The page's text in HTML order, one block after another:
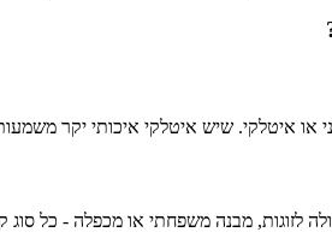
פיני או איטלקי. שיש איטלקי איכותי יקר
לזוגות, מבנה משפחתי או מכפלה - כל סוג